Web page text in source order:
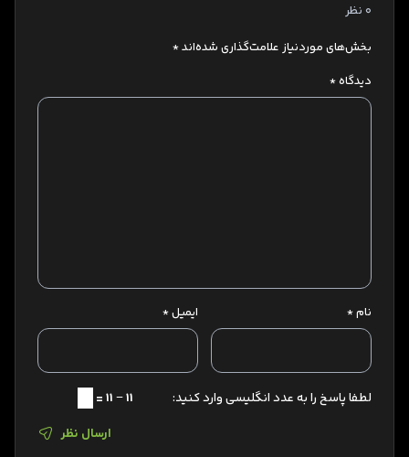
0 نظر
بخش‌های موردنیاز علامت‌گذاری شده‌اند*
دیدگاه*
نام* ایمیل*
لطفا پاسخ را به عدد انگلیسی وارد کنید:
11 − 11 =
ارسال نظر